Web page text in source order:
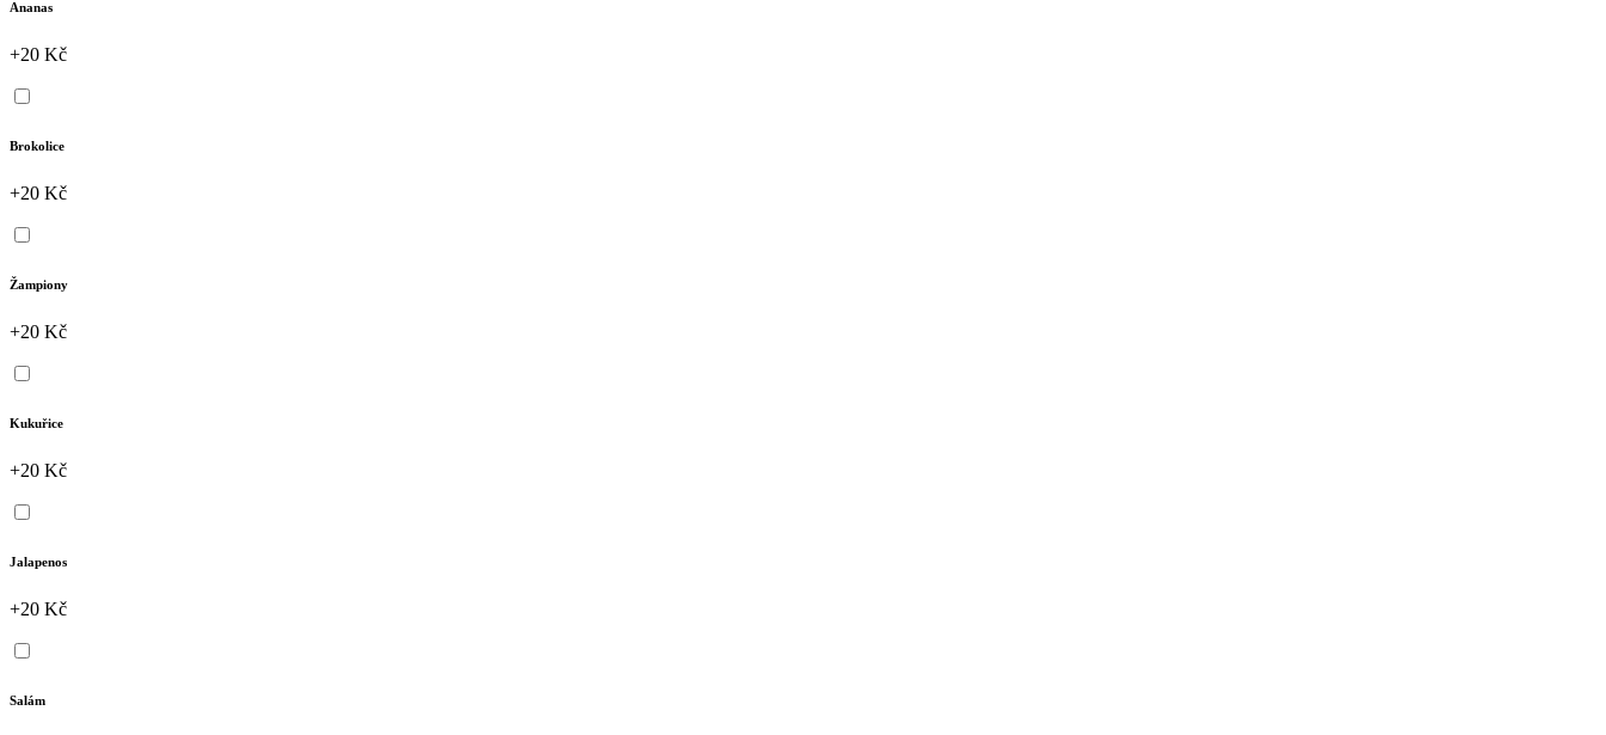
Ananas
+20 Kč
Brokolice
+20 Kč
Žampiony
+20 Kč
Kukuřice
+20 Kč
Jalapenos
+20 Kč
Salám